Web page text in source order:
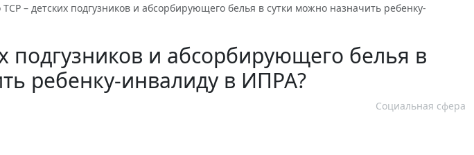
ТСР – детских подгузников и абсорбирующего белья в сутки можно назначить ребенку-
подгузников и абсорбирующего белья в
ребенку-инвалиду в ИПРА?
Социальная сфера